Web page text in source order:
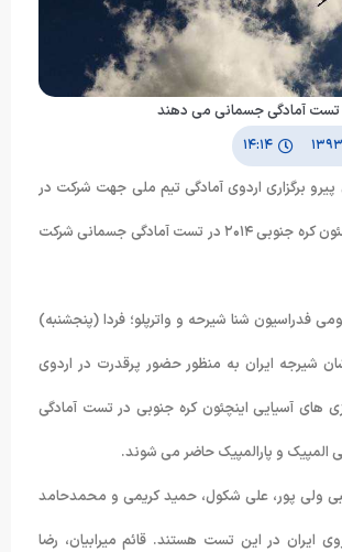
تست آمادگی جسمانی می دهند
۱۴:۱۴
پیرو برگزاری اردوی آمادگی تیم ملی جهت شرکت در
بازیهای آسیایی اینچئون کره جنوبی ۲۰۱۴ در تست آمادگی جسمانی شرکت
فدراسیون شنا شیرحه و واترپلو؛ فردا (پنجشنبه)
شیرجه ایران به منظور حضور پرقدرت در اردوی
های آسیایی اینچئون کره جنوبی در تست آمادگی
المپیک و پارالمپیک حاضر می شوند.
ولی پور، علی شکول، حمید کریمی و محمدحامد
ایران در این تست هستند. قائم میرابیان، رضا